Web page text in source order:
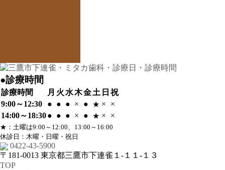
●診療時間
診療時間 月 火 水木金土 日 祝
9:00～12:30
● ● ● × ● ★ ×
×
14:00～18:30● ● ● × ● ★ × ×
★ ：土曜は9:00～12:00、13:00～16:00
休診日：木曜・日曜・祝日
0422-43-5900
〒181-0013 東京都三鷹市下連雀１-１１-１３
TOP